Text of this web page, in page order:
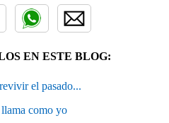
EN ESTE BLOG:
el pasado...
como yo